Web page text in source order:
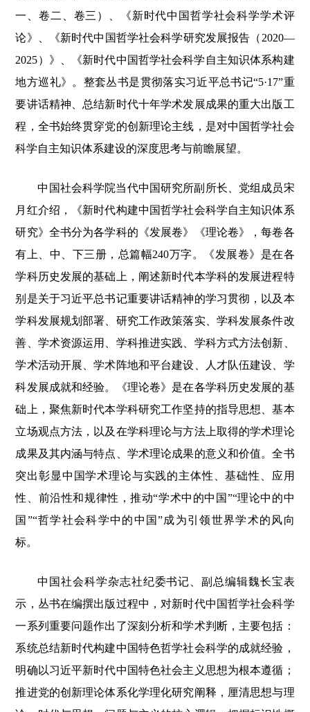
一、卷二、卷三）、《新时代中国哲学社会科学学术评
论》、《新时代中国哲学社会科学研究发展报告（2020—
2025）》、《新时代中国哲学社会科学自主知识体系构建
地方巡礼》。整套丛书是贯彻落实习近平总书记“5·17”重
要讲话精神、总结新时代十年学术发展成果的重大出版工
程，全书始终贯穿党的创新理论主线，是对中国哲学社会
科学自主知识体系建设的深度思考与前瞻展望。
中国社会科学院当代中国研究所副所长、党组成员宋
月红介绍，《新时代构建中国哲学社会科学自主知识体系
研究》全书分为各学科的《发展卷》《理论卷》，每卷各
有上、中、下三册，总篇幅240万字。《发展卷》是在各
学科历史发展的基础上，阐述新时代本学科的发展进程特
别是关于习近平总书记重要讲话精神的学习贯彻，以及本
学科发展规划部署、研究工作政策落实、学科发展条件改
善、学术资源运用、学科推进实践、学科方式方法创新、
学术活动开展、学术阵地和平台建设、人才队伍建设、学
科发展成就和经验。《理论卷》是在各学科历史发展的基
础上，聚焦新时代本学科研究工作坚持的指导思想、基本
立场观点方法，以及在学科理论与方法上取得的学术理论
成果及其内涵与特点、学术理论成果的意义和价值。全书
突出彰显中国学术理论与实践的主体性、基础性、应用
性、前沿性和规律性，推动“学术中的中国”“理论中的中
国”“哲学社会科学中的中国”成为引领世界学术的风向
标。
中国社会科学杂志社纪委书记、副总编辑魏长宝表
示，丛书在编撰出版过程中，对新时代中国哲学社会科学
一系列重要问题作出了深刻分析和学术判断，主要包括：
系统总结新时代构建中国特色哲学社会科学的成就经验，
明确以习近平新时代中国特色社会主义思想为根本遵循；
推进党的创新理论体系化学理化研究阐释，厘清思想与理